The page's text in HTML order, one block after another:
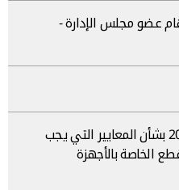
عضو مجلس الإدارة -
قرار وزاري رقم( 262) لسنة 2023 بشأن المعايير التي يجب
الخاصة بالأجهزة